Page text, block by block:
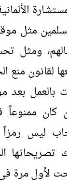
مثل
ومثل
لقانون منع
بعد
كان ممنوعاً
ليس رمزاً
تصريحاتها
لأول مرة